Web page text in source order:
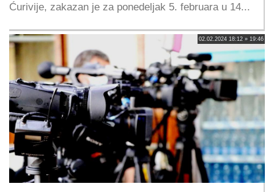
Ćurivije, zakazan je za ponedeljak 5. februara u 14...
02.02.2024 18:12 » 19:46